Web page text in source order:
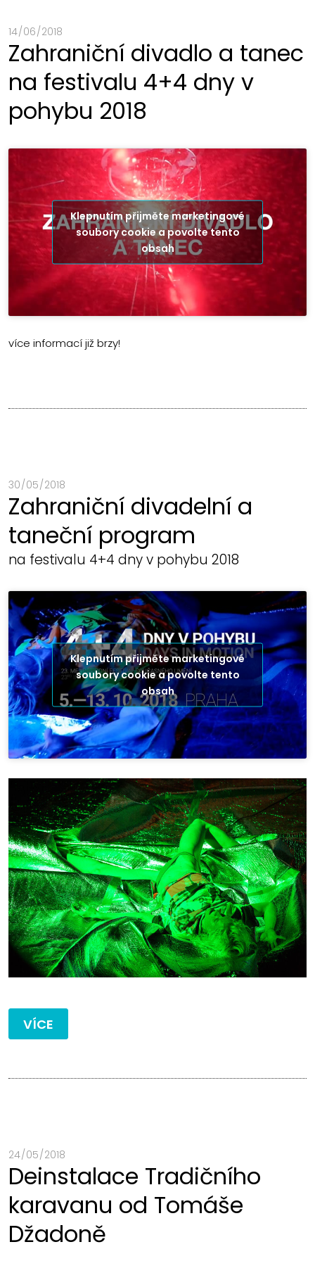
14 / 06 / 2018
Zahraniční divadlo a tanec
na festivalu 4+4 dny v
pohybu 2018
Klepnutím přijměte marketingové
soubory cookie a povolte tento
obsah
více informací již brzy!
30 / 05 / 2018
Zahraniční divadelní a
taneční program
na festivalu 4+4 dny v pohybu 2018
Klepnutím přijměte marketingové
soubory cookie a povolte tento
obsah
VÍCE
24 / 05 / 2018
Deinstalace Tradičního
karavanu od Tomáše
Džadoně